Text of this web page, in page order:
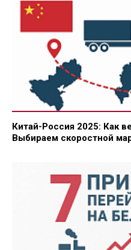
Китай-Россия 2025: Как
Выбираем скоростной